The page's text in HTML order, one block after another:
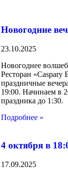
Новогодние
23.10.2025
Новогоднее
Ресторан «Caspary
праздничные
19:00. Начинаем в
праздника до 1:30.
Подробнее »
4 октября в
17.09.2025